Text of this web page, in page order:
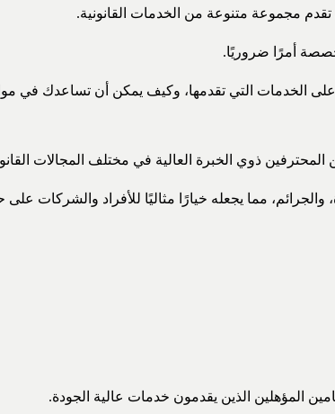
تقدم مجموعة متنوعة من الخدمات القانونية.
أمرًا ضروريًا.
التي تقدمها، وكيف يمكن أن تساعدك في
ذوي الخبرة العالية في مختلف المجالات
مما يجعله خيارًا مثاليًا للأفراد والشركات
المؤهلين الذين يقدمون خدمات عالية الجودة.